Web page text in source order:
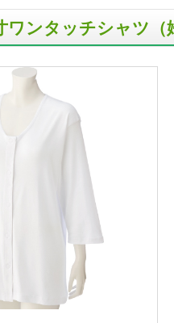
ンタッチシャツ（